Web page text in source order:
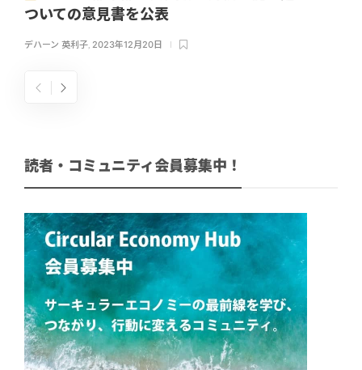
ついての意見書を公表
デハーン 英利子, 2023年12月20日
読者・コミュニティ会員募集中！